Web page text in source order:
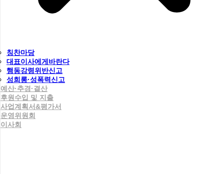
칭찬마당
대표이사에게바란다
행동강령위반신고
성희롱·성폭력신고
예산·추경·결산
후원수입 및 지출
사업계획서&평가서
운영위원회
이사회